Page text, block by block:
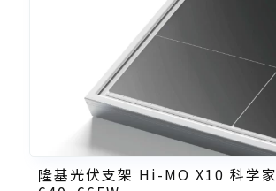
隆基光伏支架 Hi-MO X10 科学家